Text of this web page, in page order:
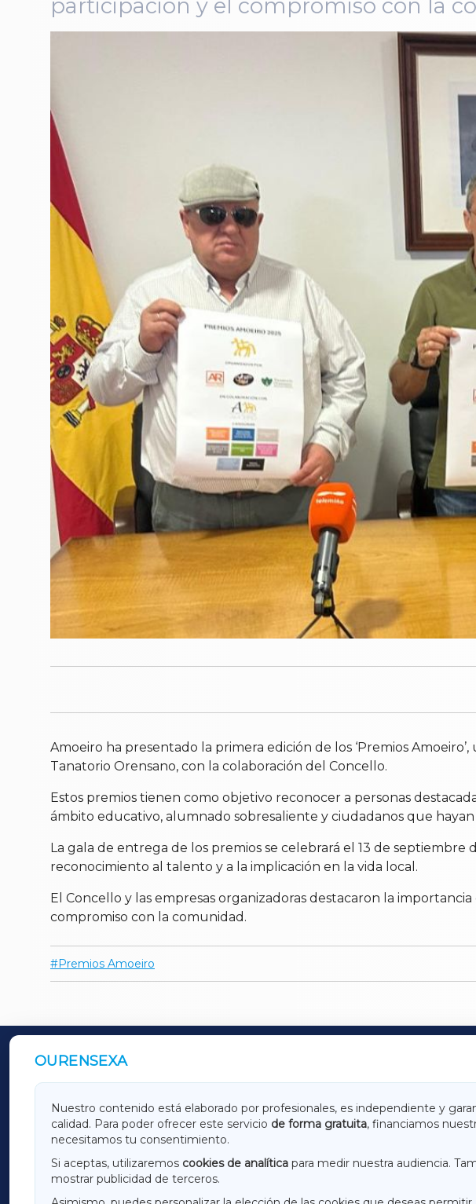
participación y el compromiso con la
Amoeiro ha presentado la primera edición de los ‘Premios
Tanatorio Orensano, con la colaboración del Concello.
Estos premios tienen como objetivo reconocer a personas
ámbito educativo, alumnado sobresaliente y ciudadanos que
La gala de entrega de los premios se celebrará el 13 de
reconocimiento al talento y a la implicación en la vida local.
El Concello y las empresas organizadoras destacaron la
compromiso con la comunidad.
Premios Amoeiro
OURENSEXA
Nuestro contenido está elaborado por profesionales, es independiente y
calidad. Para poder ofrecer este servicio de forma gratuita, financiamos
necesitamos tu consentimiento.
Si aceptas, utilizaremos cookies de analítica para medir nuestra audiencia.
mostrar publicidad de terceros.
OUTROS PERIÓDICOS
GALICIAXA LUGOXA
AMARIÑAXA
RIBEIRASACRAXA
OURENSEXA